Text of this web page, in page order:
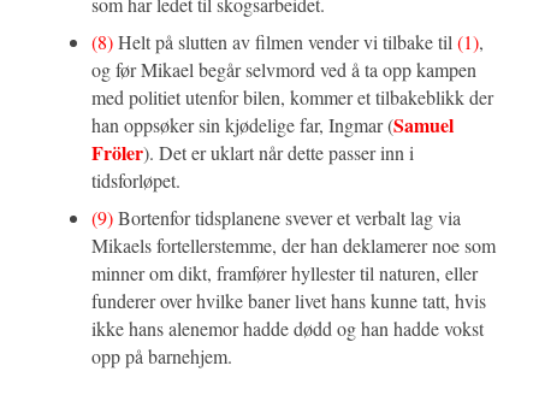
(8)Helt på slutten av filmen vender vi tilbake til (1),
og før Mikael begår selvmord ved å ta opp kampen
med politiet utenfor bilen, kommer et tilbakeblikk der
han oppsøker sin kjødelige far, Ingmar (Samuel
Fröler). Det er uklart når dette passer inn i
tidsforløpet.
(9)Bortenfor tidsplanene svever et verbalt lag via
Mikaels fortellerstemme, der han deklamerer noe som
minner om dikt, framfører hyllester til naturen, eller
funderer over hvilke baner livet hans kunne tatt, hvis
ikke hans alenemor hadde dødd og han hadde vokst
opp på barnehjem.